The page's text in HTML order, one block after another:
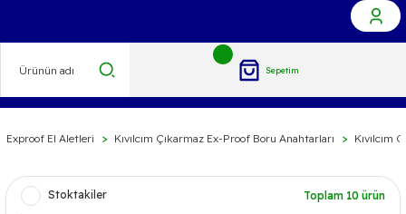
Sepetim
Exproof El Aletleri Kıvılcım Çıkarmaz Ex-Proof Boru Anahtarları Kıvılcım
Stoktakiler Toplam 10 ürün